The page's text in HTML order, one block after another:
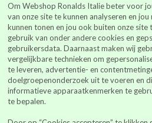
Ronalds Italië
(Ronalds Italië Delicatessen B.V.)
Walderstraat 26
7241 BJ Lochem
webshop@ronalds-italie.nl
0852 735 753
Om Webshop Ronalds Italie beter voor
van onze site te kunnen analyseren en
kunnen tonen en jou ook buiten onze site
gebruik van onder andere cookies en
gebruikersdata. Daarnaast maken wij
vergelijkbare technieken om
te leveren, advertentie- en
doelgroepenonderzoek uit te voeren en
informatieve apparaatkenmerken te
te bepalen.